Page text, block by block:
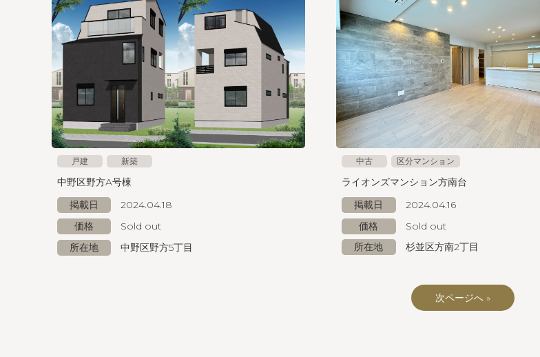
中野区野方A号棟
掲載日
2024.04.18
価格
Sold out
所在地
中野区野方5丁目
戸建 新築
ライオンズマンション方南台
掲載日
2024.04.16
価格
Sold out
所在地
杉並区方南2丁目
中古 区分マンション
次ページへ »